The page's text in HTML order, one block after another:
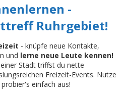
-
Ruhrgebiet!
- knüpfe neue Kontakte,
und lerne neue Leute kennen!
Stadt triffst du nette
Freizeit-Events. Nutze
einfach aus!